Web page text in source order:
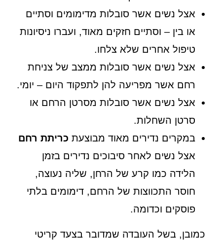
אצל נשים אשר סובלות מדימומים וסתיים
או בין – וסתיים חזקים מאוד, ועברו ניסיונות
טיפול אחרים שלא צלחו.
אצל נשים אשר סובלות ממצב של צניחת
רחם אשר מפריעה להן לתפקוד היום – יומי.
אצל נשים אשר סובלות מסרטן הרחם או
סרטן השחלות.
במקרים נדירים מאוד מבוצעת כריתת רחם
אצל נשים לאחר סיבוכים נדירים בזמן
הלידה כמו קרע של הרחן, שליה נעוצה,
חוסר התכווצות של הרחם, דימומים בלתי
פוסקים וכדומה.
כמובן, בשל העובדה שמדובר בצעד קריטי